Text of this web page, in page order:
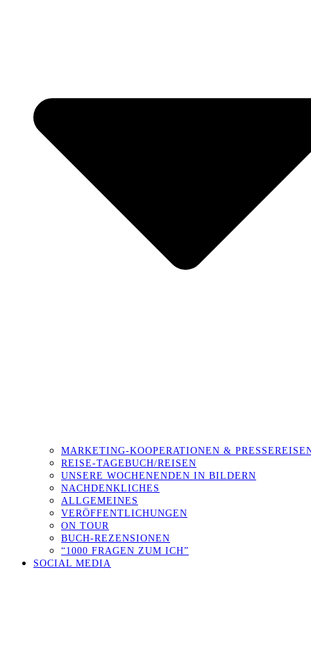
MARKETING-KOOPERATIONEN &
REISE-TAGEBUCH/REISEN
UNSERE WOCHENENDEN IN BILDERN
NACHDENKLICHES
ALLGEMEINES
VERÖFFENTLICHUNGEN
ON TOUR
BUCH-REZENSIONEN
“1000 FRAGEN ZUM ICH”
SOCIAL MEDIA